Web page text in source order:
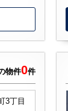
物件0件
3丁目